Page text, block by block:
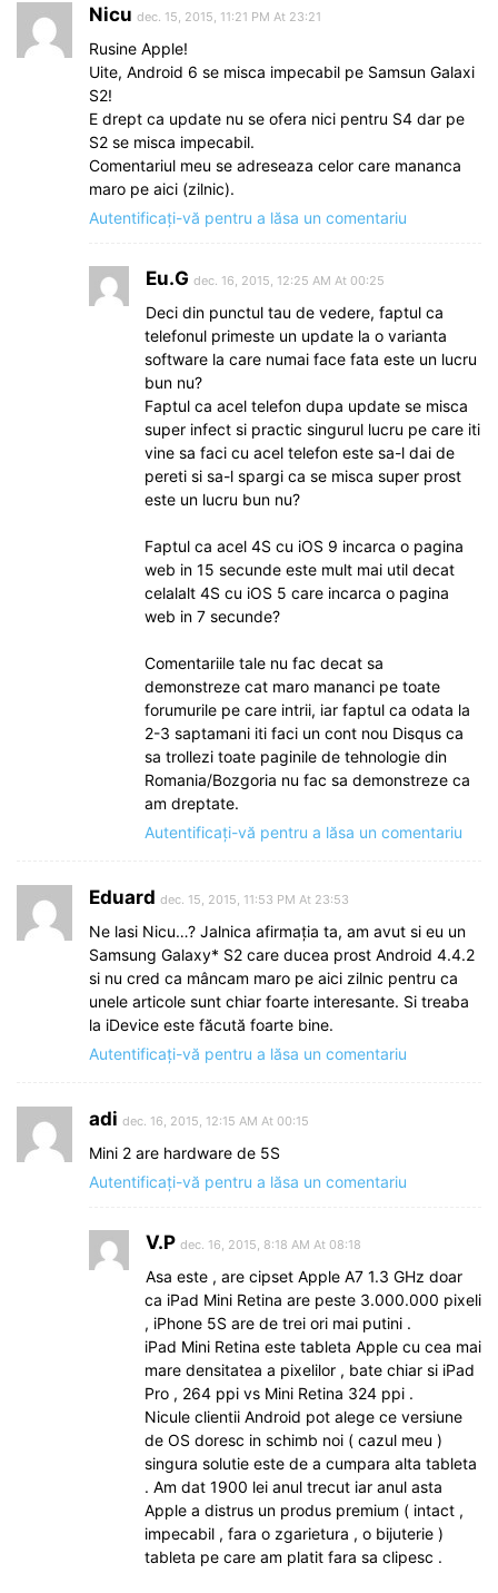
Nicu dec. 15, 2015, 11:21 PM At 23:21
Rusine Apple!
Uite, Android 6 se misca impecabil pe Samsun Galaxi
S2!
E drept ca update nu se ofera nici pentru S4 dar pe
S2 se misca impecabil.
Comentariul meu se adreseaza celor care mananca
maro pe aici (zilnic).
Autentificați-vă pentru a lăsa un comentariu
Eu.G dec. 16, 2015, 12:25 AM At 00:25
Deci din punctul tau de vedere, faptul ca
telefonul primeste un update la o varianta
software la care numai face fata este un lucru
bun nu?
Faptul ca acel telefon dupa update se misca
super infect si practic singurul lucru pe care iti
vine sa faci cu acel telefon este sa-l dai de
pereti si sa-l spargi ca se misca super prost
este un lucru bun nu?
Faptul ca acel 4S cu iOS 9 incarca o pagina
web in 15 secunde este mult mai util decat
celalalt 4S cu iOS 5 care incarca o pagina
web in 7 secunde?
Comentariile tale nu fac decat sa
demonstreze cat maro mananci pe toate
forumurile pe care intrii, iar faptul ca odata la
2-3 saptamani iti faci un cont nou Disqus ca
sa trollezi toate paginile de tehnologie din
Romania/Bozgoria nu fac sa demonstreze ca
am dreptate.
Autentificați-vă pentru a lăsa un comentariu
Eduard dec. 15, 2015, 11:53 PM At 23:53
Ne lasi Nicu…? Jalnica afirmația ta, am avut si eu un
Samsung Galaxy* S2 care ducea prost Android 4.4.2
si nu cred ca mâncam maro pe aici zilnic pentru ca
unele articole sunt chiar foarte interesante. Si treaba
la iDevice este făcută foarte bine.
Autentificați-vă pentru a lăsa un comentariu
adi dec. 16, 2015, 12:15 AM At 00:15
Mini 2 are hardware de 5S
Autentificați-vă pentru a lăsa un comentariu
V.P dec. 16, 2015, 8:18 AM At 08:18
Asa este , are cipset Apple A7 1.3 GHz doar
ca iPad Mini Retina are peste 3.000.000 pixeli
, iPhone 5S are de trei ori mai putini .
iPad Mini Retina este tableta Apple cu cea mai
mare densitatea a pixelilor , bate chiar si iPad
Pro , 264 ppi vs Mini Retina 324 ppi .
Nicule clientii Android pot alege ce versiune
de OS doresc in schimb noi ( cazul meu )
singura solutie este de a cumpara alta tableta
. Am dat 1900 lei anul trecut iar anul asta
Apple a distrus un produs premium ( intact ,
impecabil , fara o zgarietura , o bijuterie )
tableta pe care am platit fara sa clipesc .